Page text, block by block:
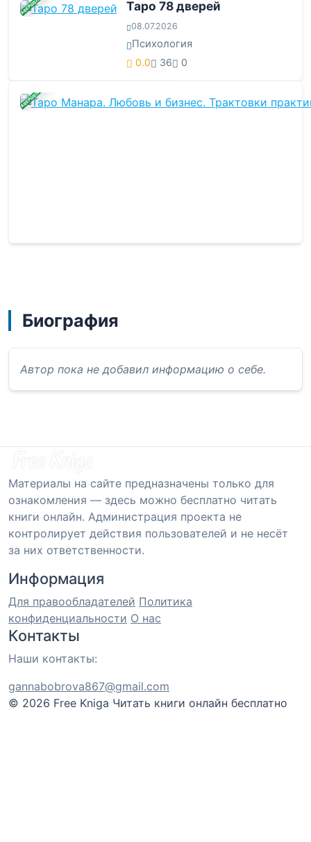
ЗАВЕРШЕНА Таро 78 дверей
08.07.2026
Психология
0.0 36 0
ЗАВЕРШЕНА
Биография
Автор пока не добавил информацию о себе.
Материалы на сайте предназначены только для
ознакомления — здесь можно бесплатно читать
книги онлайн. Администрация проекта не
контролирует действия пользователей и не несёт
за них ответственности.
Информация
Для правообладателей Политика
конфиденциальности О нас
Контакты
Наши контакты:
gannabobrova867@gmail.com
© 2026 Free Kniga Читать книги онлайн бесплатно